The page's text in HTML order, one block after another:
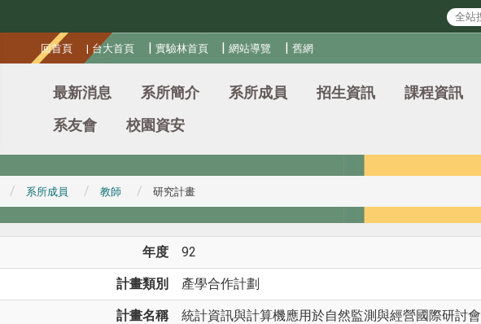
回首頁 | 台大首頁 | 實驗林首頁 |網站導覽 |舊網
最新消息 系所簡介 系所成員 招生資訊 課程資訊
系友會
校園資安
系所成員 教師 研究計畫
年度 92
計畫類別 產學合作計劃
計畫名稱 統計資訊與計算機應用於自然監測與經營國際研討會